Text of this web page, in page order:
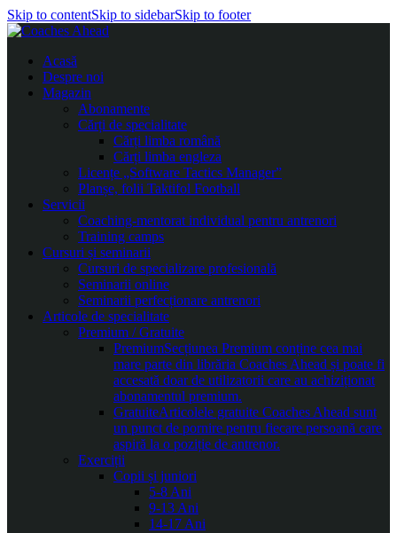
Skip to contentSkip to sidebarSkip to footer
Acasă
Despre noi
Magazin
Abonamente
Cărți de specialitate
Cărți limba română
Cărți limba engleza
Licențe „Software Tactics Manager”
Planșe, folii Taktifol Football
Servicii
Coaching-mentorat individual pentru antrenori
Training camps
Cursuri și seminarii
Cursuri de specializare profesională
Seminarii online
Seminarii perfecționare antrenori
Articole de specialitate
Premium / Gratuite
PremiumSecțiunea Premium conține cea mai
mare parte din librăria Coaches Ahead și poate fi
accesată doar de utilizatorii care au achiziționat
abonamentul premium.
GratuiteArticolele gratuite Coaches Ahead sunt
un punct de pornire pentru fiecare persoană care
aspiră la o poziție de antrenor.
Exerciții
Copii și juniori
5-8 Ani
9-13 Ani
14-17 Ani